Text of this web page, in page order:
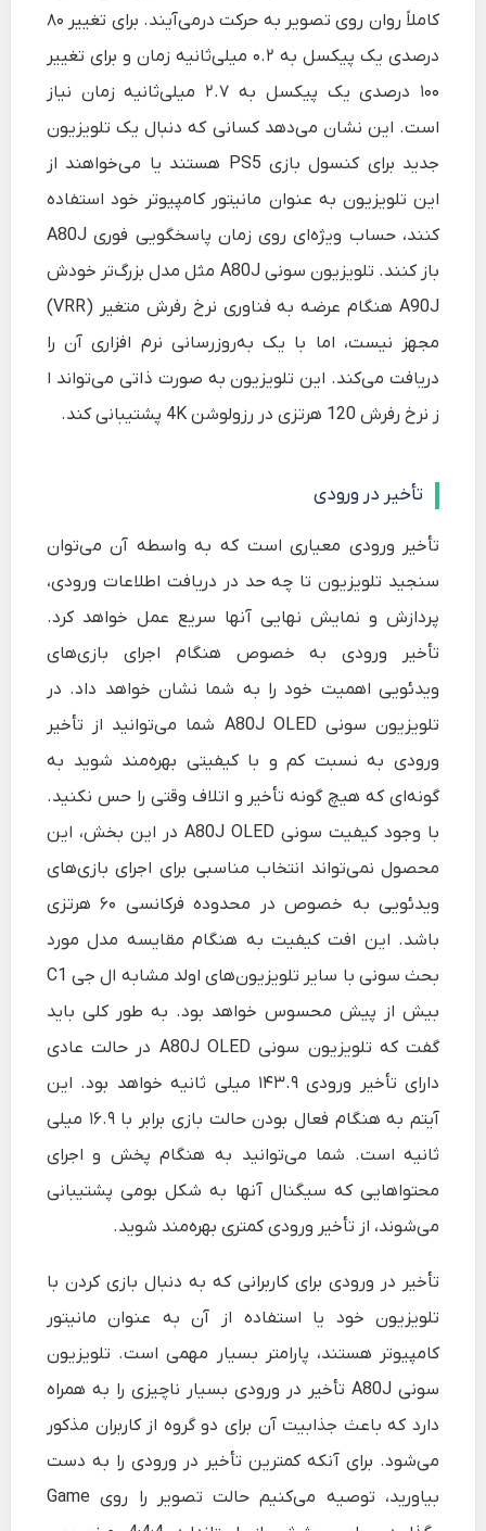
کاملاً روان روی تصویر به حرکت درمی‌آیند. برای تغییر ۸۰
درصدی یک پیکسل به ۰.۲ میلی‌ثانیه زمان و برای تغییر
۱۰۰ درصدی یک پیکسل به ۲.۷ میلی‌ثانیه زمان نیاز
است. این نشان می‌دهد کسانی که دنبال یک تلویزیون
جدید برای کنسول بازی PS5 هستند یا می‌خواهند از
این تلویزیون به عنوان مانیتور کامپیوتر خود استفاده
کنند، حساب ویژه‌ای روی زمان پاسخگویی فوری A80J
باز کنند. تلویزیون سونی A80J مثل مدل بزرگ‌تر خودش
A90J هنگام عرضه به فناوری نرخ رفرش متغیر (VRR)
مجهز نیست، اما با یک به‌روزرسانی نرم افزاری آن را
دریافت می‌کند. این تلویزیون به صورت ذاتی می‌تواند ا
ز نرخ رفرش 120 هرتزی در رزولوشن 4K پشتیبانی کند.
تأخیر در ورودی
تأخیر ورودی معیاری است که به واسطه آن می‌توان
سنجید تلویزیون تا چه حد در دریافت اطلاعات ورودی،
پردازش و نمایش نهایی آنها سریع عمل خواهد کرد.
تأخیر ورودی به خصوص هنگام اجرای بازی‌های
ویدئویی اهمیت خود را به شما نشان خواهد داد. در
تلویزیون سونی A80J OLED شما می‌توانید از تأخیر
ورودی به نسبت کم و با کیفیتی بهره‌مند شوید به
گونه‌ای که هیچ گونه تأخیر و اتلاف وقتی را حس نکنید.
با وجود کیفیت سونی A80J OLED در این بخش، این
محصول نمی‌تواند انتخاب مناسبی برای اجرای بازی‌های
ویدئویی به خصوص در محدوده فرکانسی ۶۰ هرتزی
باشد. این افت کیفیت به هنگام مقایسه مدل مورد
بحث سونی با سایر تلویزیون‌های اولد مشابه ال جی C1
بیش از پیش محسوس خواهد بود. به طور کلی باید
گفت که تلویزیون سونی A80J OLED در حالت عادی
دارای تأخیر ورودی ۱۴۳.۹ میلی ثانیه خواهد بود. این
آیتم به هنگام فعال بودن حالت بازی برابر با ۱۶.۹ میلی
ثانیه است. شما می‌توانید به هنگام پخش و اجرای
محتواهایی که سیگنال آنها به شکل بومی پشتیبانی
می‌شوند، از تأخیر ورودی کمتری بهره‌مند شوید.
تأخیر در ورودی برای کاربرانی که به دنبال بازی کردن با
تلویزیون خود یا استفاده از آن به عنوان مانیتور
کامپیوتر هستند، پارامتر بسیار مهمی است. تلویزیون
سونی A80J تأخیر در ورودی بسیار ناچیزی را به همراه
دارد که باعث جذابیت آن برای دو گروه از کاربران مذکور
می‌شود. برای آنکه کمترین تأخیر در ورودی را به دست
بیاورید، توصیه می‌کنیم حالت تصویر را روی Game